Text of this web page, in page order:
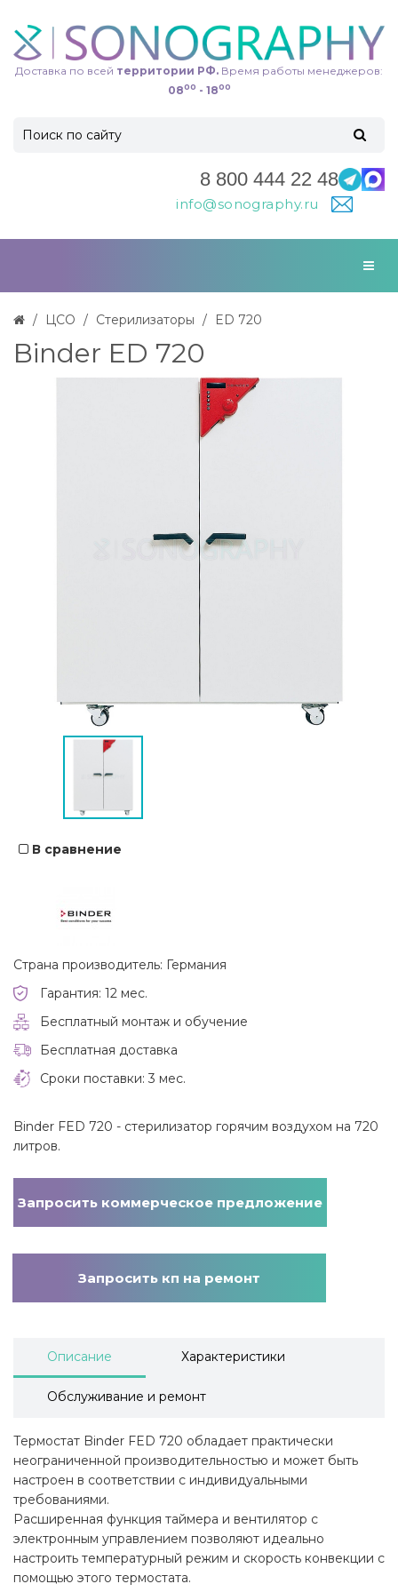
Доставка по всей территории РФ. Время работы менеджеров:
0800 - 1800
8 800 444 22 48
info@sonography.ru
ЦСО Стерилизаторы ED 720
Binder ED 720
В сравнение
Страна производитель: Германия
Гарантия: 12 мес.
Бесплатный монтаж и обучение
Бесплатная доставка
Сроки поставки: 3 мес.
Binder FED 720 - стерилизатор горячим воздухом на 720
литров.
Запросить коммерческое предложение
Запросить кп на ремонт
Описание Характеристики
Обслуживание и ремонт
Термостат Binder FED 720 обладает практически
неограниченной производительностью и может быть
настроен в соответствии с индивидуальными
требованиями.
Расширенная функция таймера и вентилятор с
электронным управлением позволяют идеально
настроить температурный режим и скорость конвекции с
помощью этого термостата.